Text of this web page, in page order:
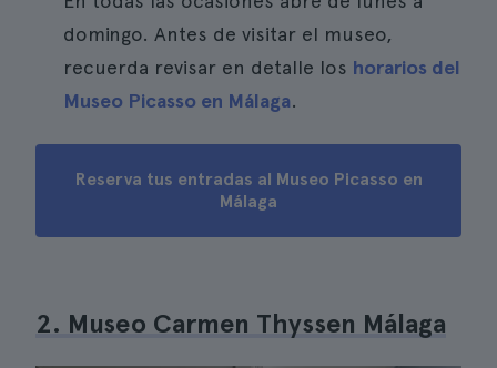
domingo. Antes de visitar el museo,
recuerda revisar en detalle los horarios del
Museo Picasso en Málaga.
Reserva tus entradas al Museo Picasso en
Málaga
2. Museo Carmen Thyssen Málaga